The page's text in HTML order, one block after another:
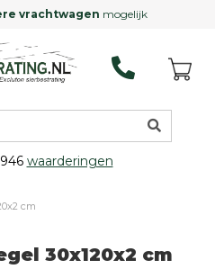
mogelijk
946 waarderingen
cm
30x120x2 cm